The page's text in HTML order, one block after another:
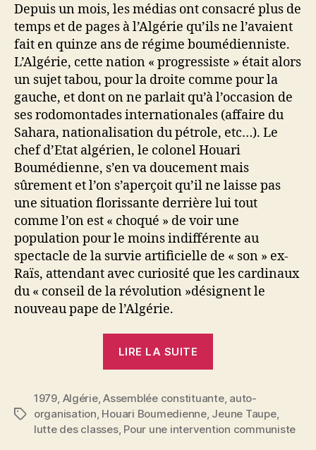
Depuis un mois, les médias ont consacré plus de
temps et de pages à l’Algérie qu’ils ne l’avaient
fait en quinze ans de régime boumédienniste.
L’Algérie, cette nation « progressiste » était alors
un sujet tabou, pour la droite comme pour la
gauche, et dont on ne parlait qu’à l’occasion de
ses rodomontades internationales (affaire du
Sahara, nationalisation du pétrole, etc…). Le
chef d’Etat algérien, le colonel Houari
Boumédienne, s’en va doucement mais
sûrement et l’on s’aperçoit qu’il ne laisse pas
une situation florissante derrière lui tout
comme l’on est « choqué » de voir une
population pour le moins indifférente au
spectacle de la survie artificielle de « son » ex-
Raïs, attendant avec curiosité que les cardinaux
du « conseil de la révolution »désignent le
nouveau pape de l’Algérie.
LIRE LA SUITE
à
Alger
:
Étiquettes
1979, Algérie,Assemblée constituante, auto-
organisation, Houari Boumedienne, Jeune Taupe,
lutte des classes, Pour une intervention communiste